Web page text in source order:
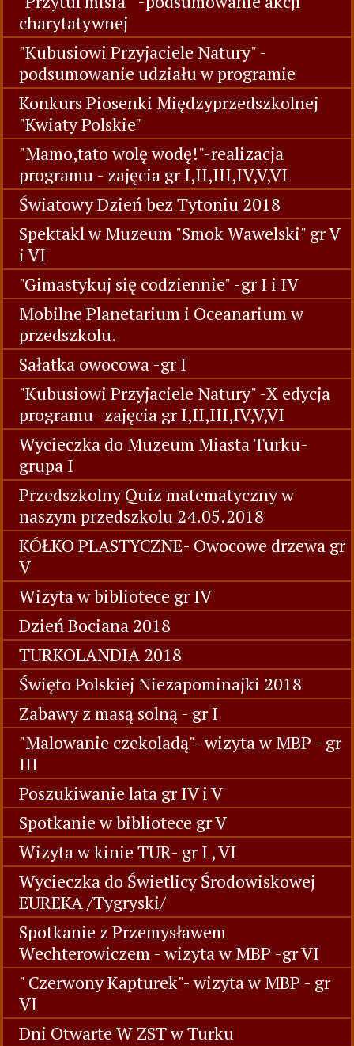
charytatywnej
"Kubusiowi Przyjaciele Natury" -
podsumowanie udziału w programie
Konkurs Piosenki Międzyprzedszkolnej
"Kwiaty Polskie"
"Mamo,tato wolę wodę!"-realizacja
programu - zajęcia gr I,II,III,IV,V,VI
Światowy Dzień bez Tytoniu 2018
Spektakl w Muzeum "Smok Wawelski" gr V
i VI
"Gimastykuj się codziennie" -gr I i IV
Mobilne Planetarium i Oceanarium w
przedszkolu.
Sałatka owocowa -gr I
"Kubusiowi Przyjaciele Natury" -X edycja
programu -zajęcia gr I,II,III,IV,V,VI
Wycieczka do Muzeum Miasta Turku-
grupa I
Przedszkolny Quiz matematyczny w
naszym przedszkolu 24.05.2018
KÓŁKO PLASTYCZNE- Owocowe drzewa gr
V
Wizyta w bibliotece gr IV
Dzień Bociana 2018
TURKOLANDIA 2018
Święto Polskiej Niezapominajki 2018
Zabawy z masą solną - gr I
"Malowanie czekoladą"- wizyta w MBP - gr
III
Poszukiwanie lata gr IV i V
Spotkanie w bibliotece gr V
Wizyta w kinie TUR- gr I , VI
Wycieczka do Świetlicy Środowiskowej
EUREKA /Tygryski/
Spotkanie z Przemysławem
Wechterowiczem - wizyta w MBP -gr VI
" Czerwony Kapturek"- wizyta w MBP - gr
VI
Dni Otwarte W ZST w Turku